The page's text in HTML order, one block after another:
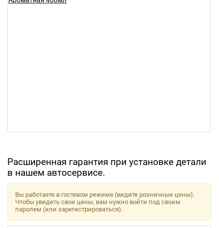
Расширенная гарантия при установке детали
в нашем автосервисе.
Вы работаете в гостевом режиме (видите розничные цены).
Чтобы увидеть свои цены, вам нужно войти под своим
паролем (или зарегистрироваться).